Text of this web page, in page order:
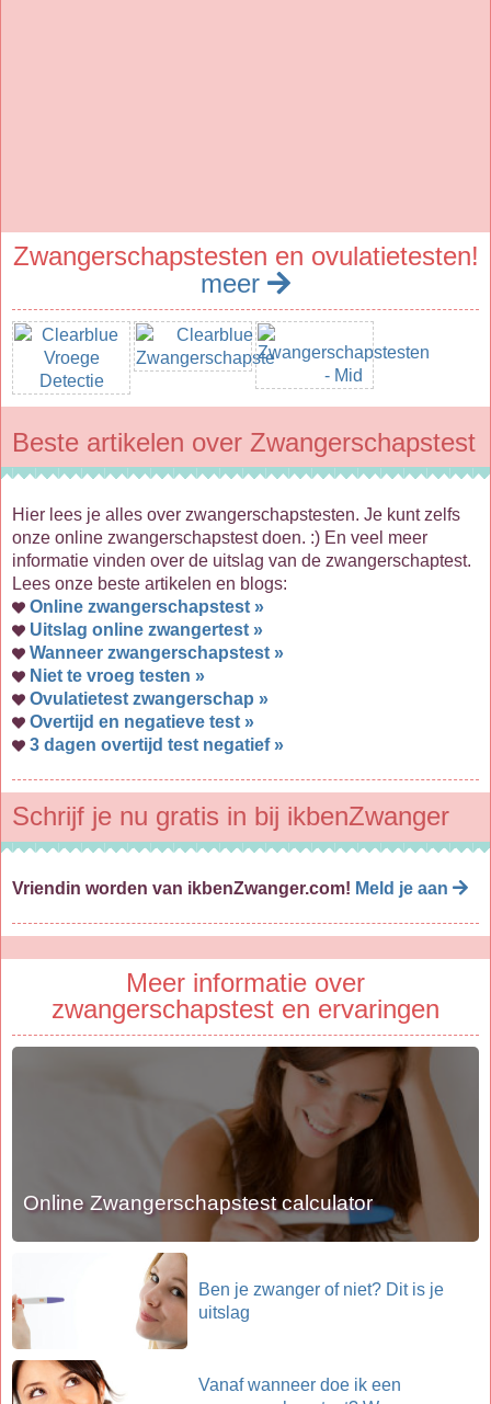
Zwangerschapstesten en ovulatietesten!
meer
Beste artikelen over Zwangerschapstest
Hier lees je alles over zwangerschapstesten. Je kunt zelfs
onze online zwangerschapstest doen. :) En veel meer
informatie vinden over de uitslag van de zwangerschaptest.
Lees onze beste artikelen en blogs:
Online zwangerschapstest »
Uitslag online zwangertest »
Wanneer zwangerschapstest »
Niet te vroeg testen »
Ovulatietest zwangerschap »
Overtijd en negatieve test »
3 dagen overtijd test negatief »
Schrijf je nu gratis in bij ikbenZwanger
Vriendin worden van ikbenZwanger.com! Meld je aan
Meer informatie over
zwangerschapstest en ervaringen
Online Zwangerschapstest calculator
Ben je zwanger of niet? Dit is je
uitslag
Vanaf wanneer doe ik een